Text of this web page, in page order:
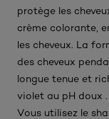
protège les
crème colorante,
les cheveux. La
des cheveux
longue tenue et
violet au pH doux
Vous utilisez le